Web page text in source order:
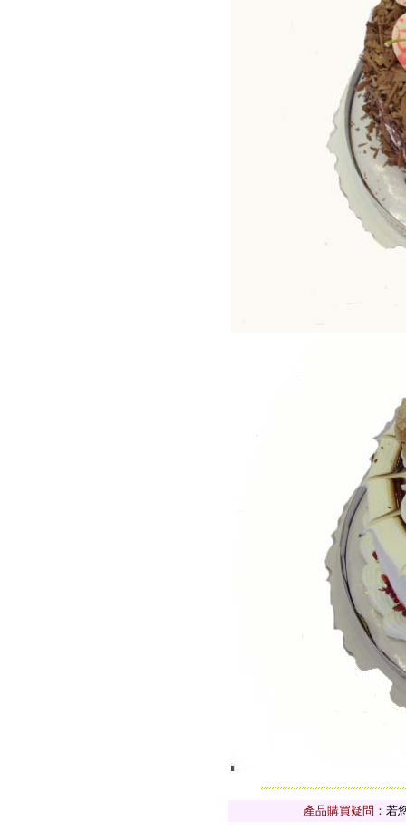
產品購買疑問： 若